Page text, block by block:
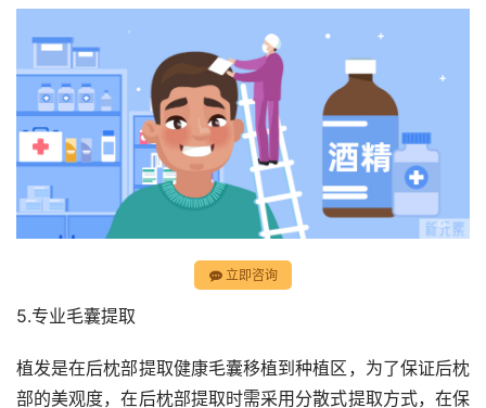
立即咨询
5.专业毛囊提取
植发是在后枕部提取健康毛囊移植到种植区，为了保证后枕
部的美观度，在后枕部提取时需采用分散式提取方式，在保